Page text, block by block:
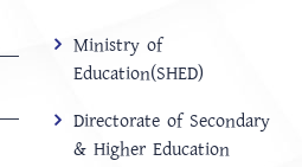
Ministry of
Education(SHED)
Directorate of Secondary
& Higher Education